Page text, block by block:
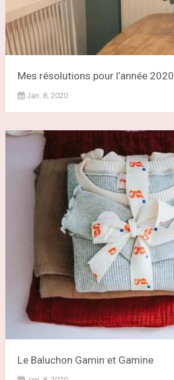
Mes résolutions pour l’année 2020
Jan. 8, 2020
Le Baluchon Gamin et Gamine